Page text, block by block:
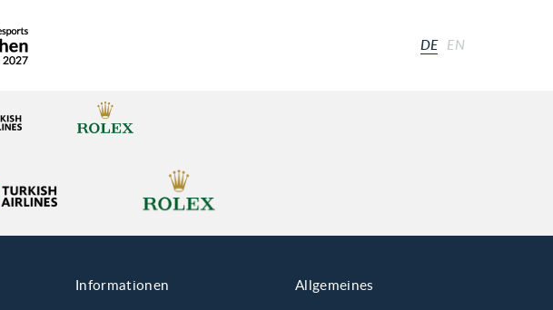
DE EN
Informationen Allgemeines